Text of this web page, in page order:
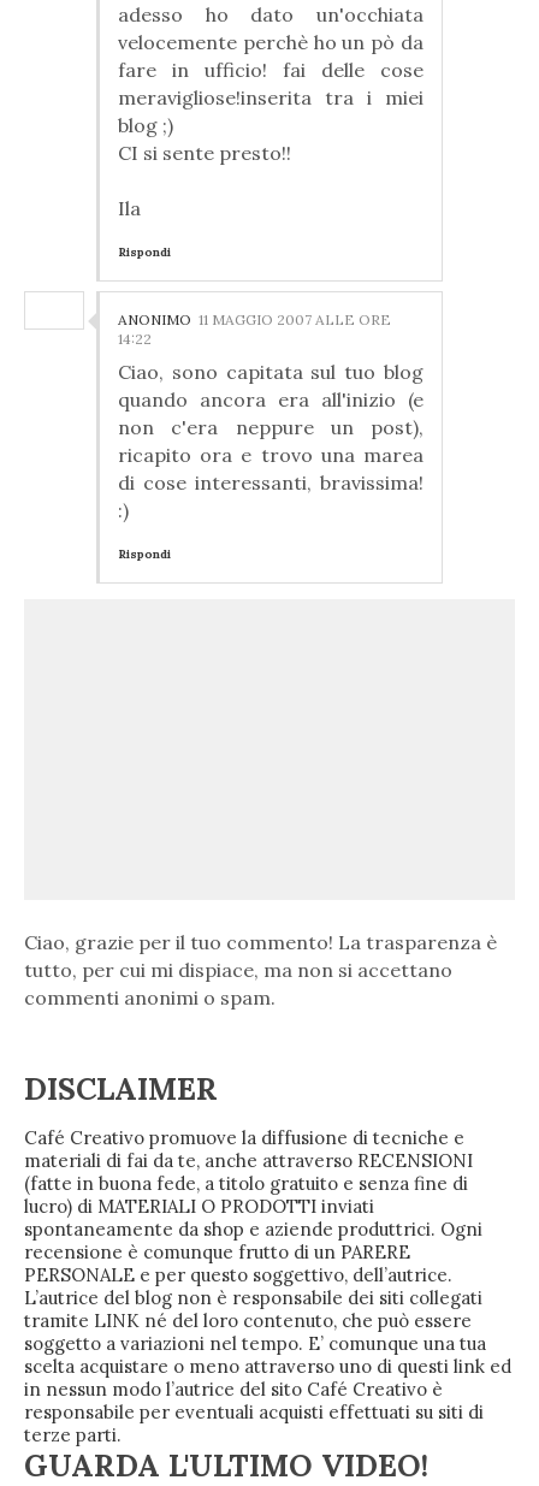
adesso ho dato un'occhiata
velocemente perchè ho un pò da
fare in ufficio! fai delle cose
meravigliose!inserita tra i miei
blog ;)
CI si sente presto!!
Ila
Rispondi
ANONIMO 11 MAGGIO 2007 ALLE ORE
14:22
Ciao, sono capitata sul tuo blog
quando ancora era all'inizio (e
non c'era neppure un post),
ricapito ora e trovo una marea
di cose interessanti, bravissima!
:)
Rispondi
Ciao, grazie per il tuo commento! La trasparenza è
tutto, per cui mi dispiace, ma non si accettano
commenti anonimi o spam.
DISCLAIMER
Café Creativo promuove la diffusione di tecniche e
materiali di fai da te, anche attraverso RECENSIONI
(fatte in buona fede, a titolo gratuito e senza fine di
lucro) di MATERIALI O PRODOTTI inviati
spontaneamente da shop e aziende produttrici. Ogni
recensione è comunque frutto di un PARERE
PERSONALE e per questo soggettivo, dell’autrice.
L’autrice del blog non è responsabile dei siti collegati
tramite LINK né del loro contenuto, che può essere
soggetto a variazioni nel tempo. E’ comunque una tua
scelta acquistare o meno attraverso uno di questi link ed
in nessun modo l’autrice del sito Café Creativo è
responsabile per eventuali acquisti effettuati su siti di
terze parti.
GUARDA L'ULTIMO VIDEO!